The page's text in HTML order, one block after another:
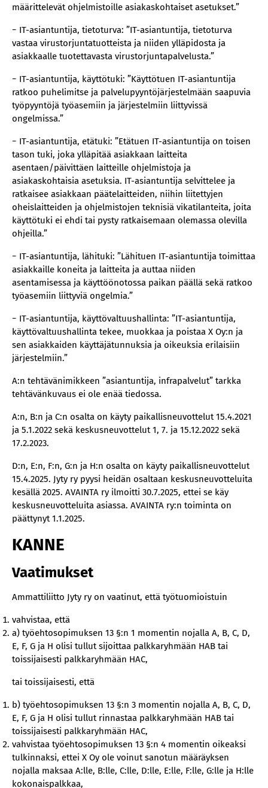
määrittelevät ohjelmistoille asiakaskohtaiset asetukset.”
− IT-asiantuntija, tietoturva: ”IT-asiantuntija, tietoturva
vastaa virustorjuntatuotteista ja niiden ylläpidosta ja
asiakkaalle tuotettavasta virustorjuntapalvelusta.”
− IT-asiantuntija, käyttötuki: ”Käyttötuen IT-asiantuntija
ratkoo puhelimitse ja palvelupyyntöjärjestelmään saapuvia
työpyyntöjä työasemiin ja järjestelmiin liittyvissä
ongelmissa.”
− IT-asiantuntija, etätuki: ”Etätuen IT-asiantuntija on toisen
tason tuki, joka ylläpitää asiakkaan laitteita
asentaen/päivittäen laitteille ohjelmistoja ja
asiakaskohtaisia asetuksia. IT-asiantuntija selvittelee ja
ratkaisee asiakkaan päätelaitteiden, niihin liitettyjen
oheislaitteiden ja ohjelmistojen teknisiä vikatilanteita, joita
käyttötuki ei ehdi tai pysty ratkaisemaan olemassa olevilla
ohjeilla.”
− IT-asiantuntija, lähituki: ”Lähituen IT-asiantuntija toimittaa
asiakkaille koneita ja laitteita ja auttaa niiden
asentamisessa ja käyttöönotossa paikan päällä sekä ratkoo
työasemiin liittyviä ongelmia.”
− IT-asiantuntija, käyttövaltuushallinta: ”IT-asiantuntija,
käyttövaltuushallinta tekee, muokkaa ja poistaa X Oy:n ja
sen asiakkaiden käyttäjätunnuksia ja oikeuksia erilaisiin
järjestelmiin.”
A:n tehtävänimikkeen ”asiantuntija, infrapalvelut” tarkka
tehtävänkuvaus ei ole enää tiedossa.
A:n, B:n ja C:n osalta on käyty paikallisneuvottelut 15.4.2021
ja 5.1.2022 sekä keskusneuvottelut 1, 7. ja 15.12.2022 sekä
17.2.2023.
D:n, E:n, F:n, G:n ja H:n osalta on käyty paikallisneuvottelut
15.4.2025. Jyty ry pyysi heidän osaltaan keskusneuvotteluita
kesällä 2025. AVAINTA ry ilmoitti 30.7.2025, ettei se käy
keskusneuvotteluita asiassa. AVAINTA ry:n toiminta on
päättynyt 1.1.2025.
KANNE
Vaatimukset
Ammattiliitto Jyty ry on vaatinut, että työtuomioistuin
vahvistaa, että
a) työehtosopimuksen 13 §:n 1 momentin nojalla A, B, C, D,
E, F, G ja H olisi tullut sijoittaa palkkaryhmään HAB tai
toissijaisesti palkkaryhmään HAC,
tai toissijaisesti, että
b) työehtosopimuksen 13 §:n 3 momentin nojalla A, B, C, D,
E, F, G ja H olisi tullut rinnastaa palkkaryhmään HAB tai
toissijaisesti palkkaryhmään HAC,
vahvistaa työehtosopimuksen 13 §:n 4 momentin oikeaksi
tulkinnaksi, ettei X Oy ole voinut sanotun määräyksen
nojalla maksaa A:lle, B:lle, C:lle, D:lle, E:lle, F:lle, G:lle ja H:lle
kokonaispalkkaa,